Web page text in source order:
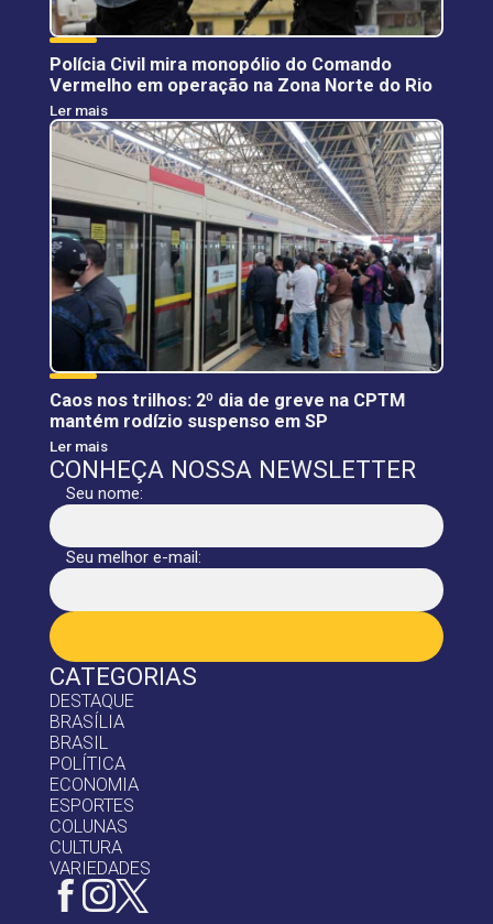
CATEGORIAS
DESTAQUE
BRASÍLIA
BRASIL
POLÍTICA
ECONOMIA
ESPORTES
COLUNAS
CULTURA
VARIEDADES
Polícia Civil mira monopólio do Comando
Vermelho em operação na Zona Norte do Rio
Ler mais
Caos nos trilhos: 2º dia de greve na CPTM
mantém rodízio suspenso em SP
Ler mais
CONHEÇA NOSSA NEWSLETTER
Seu nome:
Seu melhor e-mail: